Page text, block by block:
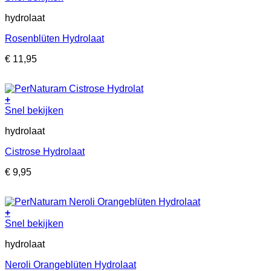
heeft
variaties.
optie
gekozen
worden
op
de
productpagina
hydrolaat
Rosenblüten Hydrolaat
€ 11,95
+
Dit
heeft
variaties.
optie
gekozen
worden
op
de
productpagina
Snel bekijken
hydrolaat
Cistrose Hydrolaat
€ 9,95
+
Dit
heeft
variaties.
Snel bekijken
hydrolaat
Neroli Orangeblüten Hydrolaat